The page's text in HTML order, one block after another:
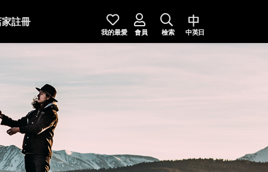
註冊
我的最愛 會員 檢索 中英日